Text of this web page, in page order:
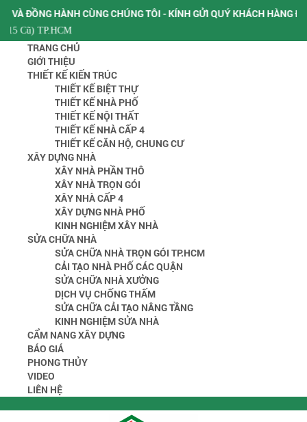
CHÚNG TÔI - KÍNH GỬI QUÝ KHÁCH HÀNG ĐƠN GIÁ XÂY NHÀ
TRANG CHỦ
GIỚI THIỆU
THIẾT KẾ KIẾN TRÚC
THIẾT KẾ BIỆT THỰ
THIẾT KẾ NHÀ PHỐ
THIẾT KẾ NỘI THẤT
THIẾT KẾ NHÀ CẤP 4
THIẾT KẾ CĂN HỘ, CHUNG CƯ
XÂY DỰNG NHÀ
XÂY NHÀ PHẦN THÔ
XÂY NHÀ TRỌN GÓI
XÂY NHÀ CẤP 4
XÂY DỰNG NHÀ PHỐ
KINH NGHIỆM XÂY NHÀ
SỬA CHỮA NHÀ
SỬA CHỮA NHÀ TRỌN GÓI TP.HCM
CẢI TẠO NHÀ PHỐ CÁC QUẬN
SỬA CHỮA NHÀ XƯỞNG
DỊCH VỤ CHỐNG THẤM
SỬA CHỮA CẢI TẠO NÂNG TẦNG
KINH NGHIỆM SỬA NHÀ
CẨM NANG XÂY DỰNG
BÁO GIÁ
PHONG THỦY
VIDEO
LIÊN HỆ